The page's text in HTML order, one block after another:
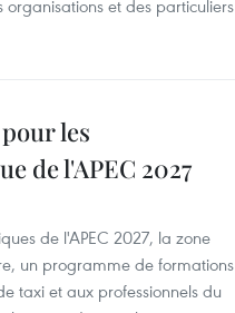
organisations et des particuliers
les
de l'APEC 2027
de l'APEC 2027, la zone
un programme de formations
taxi et aux professionnels du